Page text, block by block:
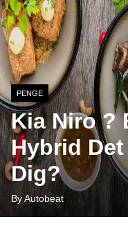
PENGE
Kia Niro ?
Hybrid
Dig?
By Autobeat